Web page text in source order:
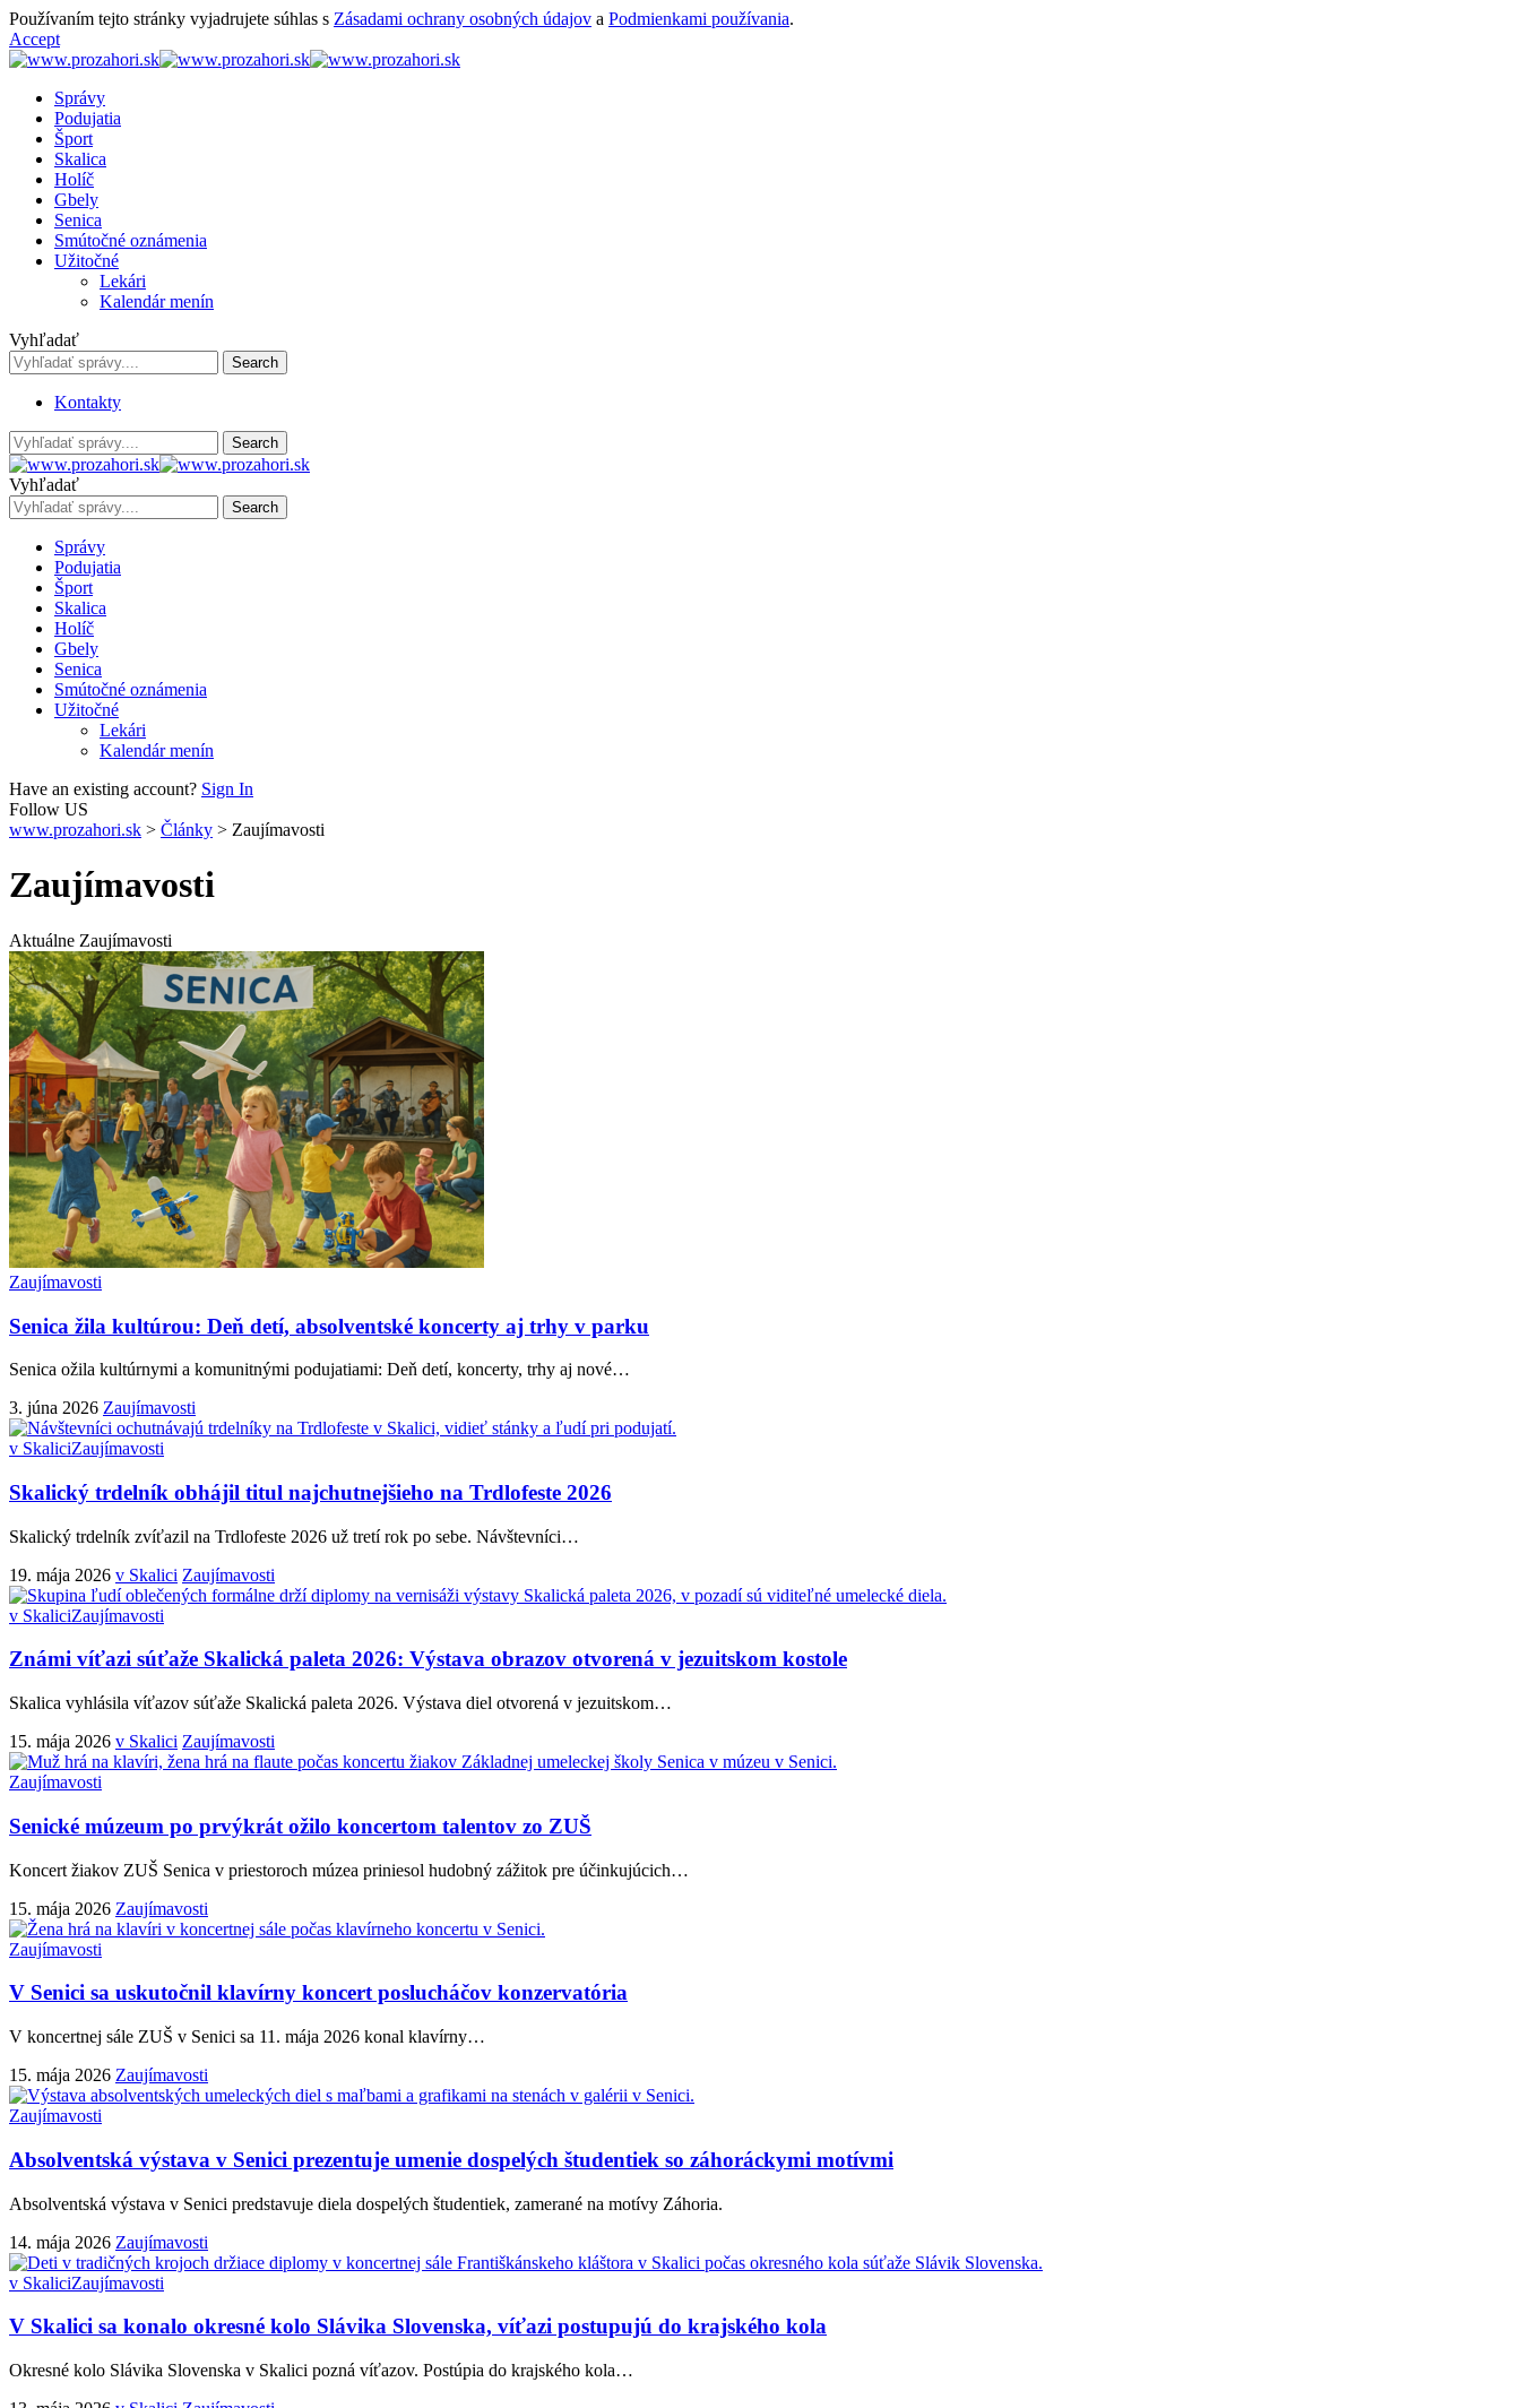
Používaním tejto stránky vyjadrujete súhlas s Zásadami ochrany osobných údajov a Podmienkami používania.
Accept
Správy
Podujatia
Šport
Skalica
Holíč
Gbely
Senica
Smútočné oznámenia
Užitočné
Lekári
Kalendár menín
Vyhľadať
Kontakty
Vyhľadať
Správy
Podujatia
Šport
Skalica
Holíč
Gbely
Senica
Smútočné oznámenia
Užitočné
Lekári
Kalendár menín
Have an existing account? Sign In
Follow US
www.prozahori.sk > Články > Zaujímavosti
Zaujímavosti
Aktuálne Zaujímavosti
Zaujímavosti
Senica žila kultúrou: Deň detí, absolventské koncerty aj trhy v parku
Senica ožila kultúrnymi a komunitnými podujatiami: Deň detí, koncerty, trhy aj nové…
3. júna 2026 Zaujímavosti
v SkaliciZaujímavosti
Skalický trdelník obhájil titul najchutnejšieho na Trdlofeste 2026
Skalický trdelník zvíťazil na Trdlofeste 2026 už tretí rok po sebe. Návštevníci…
19. mája 2026 v Skalici Zaujímavosti
v SkaliciZaujímavosti
Známi víťazi súťaže Skalická paleta 2026: Výstava obrazov otvorená v jezuitskom kostole
Skalica vyhlásila víťazov súťaže Skalická paleta 2026. Výstava diel otvorená v jezuitskom…
15. mája 2026 v Skalici Zaujímavosti
Zaujímavosti
Senické múzeum po prvýkrát ožilo koncertom talentov zo ZUŠ
Koncert žiakov ZUŠ Senica v priestoroch múzea priniesol hudobný zážitok pre účinkujúcich…
15. mája 2026 Zaujímavosti
Zaujímavosti
V Senici sa uskutočnil klavírny koncert poslucháčov konzervatória
V koncertnej sále ZUŠ v Senici sa 11. mája 2026 konal klavírny…
15. mája 2026 Zaujímavosti
Zaujímavosti
Absolventská výstava v Senici prezentuje umenie dospelých študentiek so záhoráckymi motívmi
Absolventská výstava v Senici predstavuje diela dospelých študentiek, zamerané na motívy Záhoria.
14. mája 2026 Zaujímavosti
v SkaliciZaujímavosti
V Skalici sa konalo okresné kolo Slávika Slovenska, víťazi postupujú do krajského kola
Okresné kolo Slávika Slovenska v Skalici pozná víťazov. Postúpia do krajského kola…